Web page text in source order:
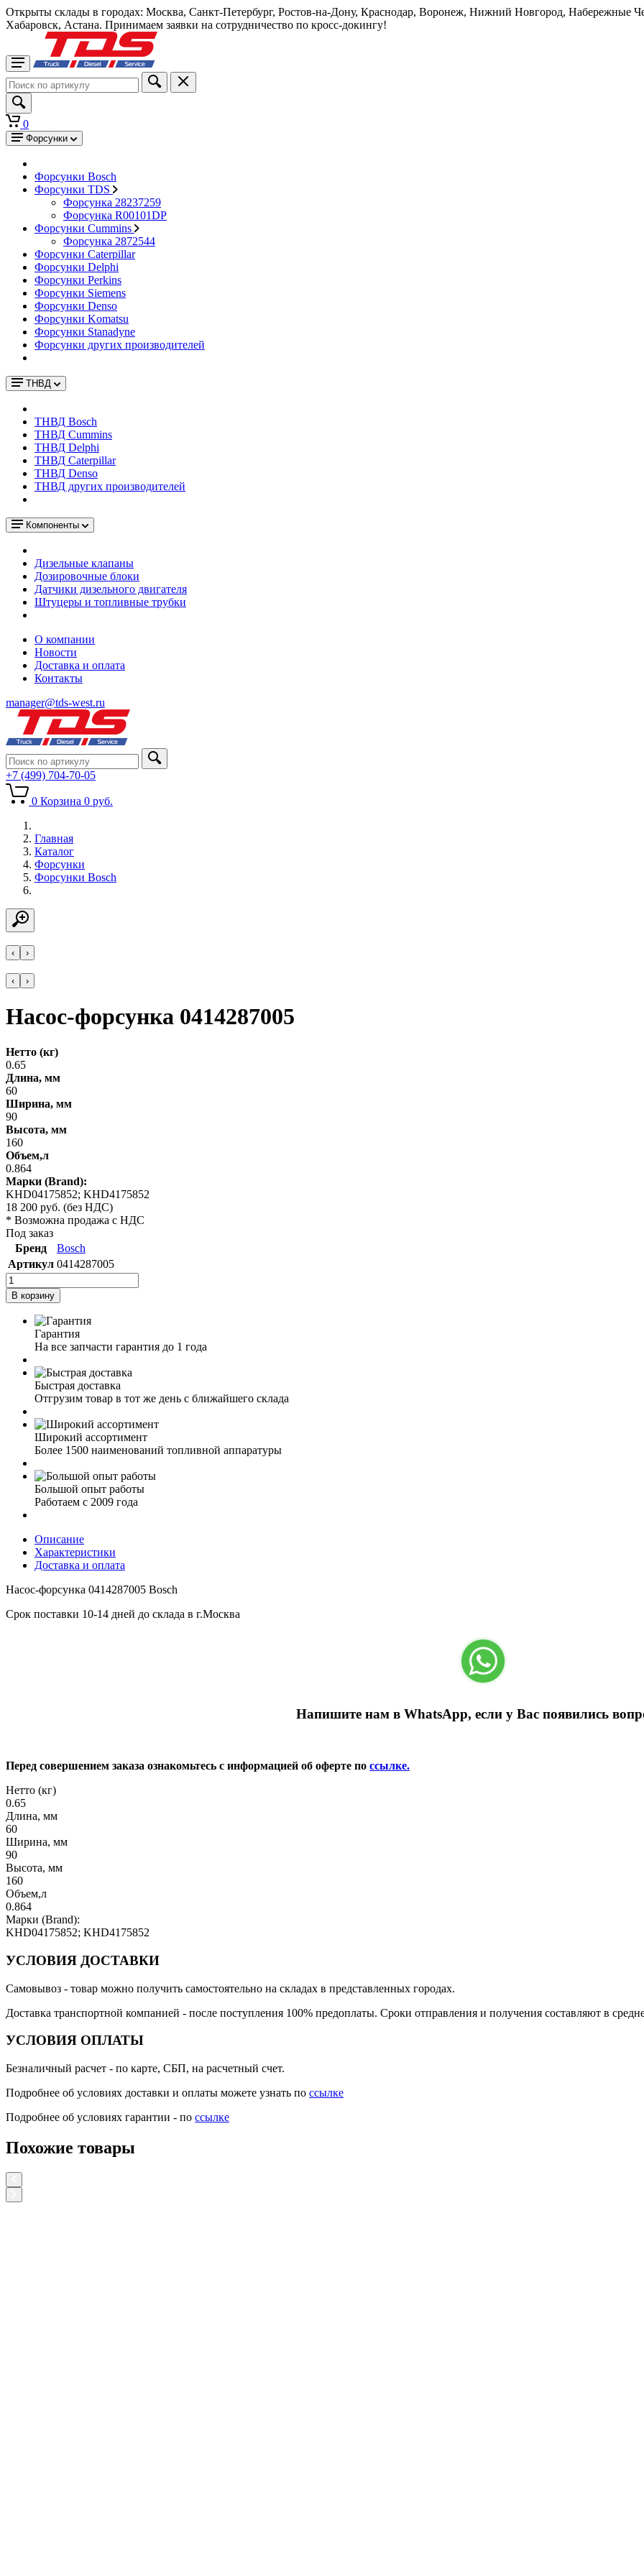
Открыты склады в городах: Москва, Санкт-Петербург, Ростов-на-Дону, Краснодар, Воронеж, Нижний Новгород, Набережные
Хабаровск, Астана. Принимаем заявки на сотрудничество по кросс-докингу!
0
Форсунки
Форсунки Bosch
Форсунки TDS
Форсунка 28237259
Форсунка R00101DP
Форсунки Cummins
Форсунка 2872544
Форсунки Caterpillar
Форсунки Delphi
Форсунки Perkins
Форсунки Siemens
Форсунки Denso
Форсунки Komatsu
Форсунки Stanadyne
Форсунки других производителей
ТНВД
ТНВД Bosch
ТНВД Cummins
ТНВД Delphi
ТНВД Caterpillar
ТНВД Denso
ТНВД других производителей
Компоненты
Дизельные клапаны
Дозировочные блоки
Датчики дизельного двигателя
Штуцеры и топливные трубки
О компании
Новости
Доставка и оплата
Контакты
manager@tds-west.ru
+7 (499) 704-70-05
0 Корзина 0 руб.
Главная
Каталог
Форсунки
Форсунки Bosch
‹ ›
‹ ›
Насос-форсунка 0414287005
Нетто (кг)
0.65
Длина, мм
60
Ширина, мм
90
Высота, мм
160
Объем,л
0.864
Марки (Brand):
KHD04175852; KHD4175852
18 200 руб. (без НДС)
* Возможна продажа с НДС
Под заказ
Бренд
Bosch
Артикул 0414287005
В корзину
Гарантия
На все запчасти гарантия до 1 года
Быстрая доставка
Отгрузим товар в тот же день с ближайшего склада
Широкий ассортимент
Более 1500 наименований топливной аппаратуры
Большой опыт работы
Работаем с 2009 года
Описание
Характеристики
Доставка и оплата
Насос-форсунка 0414287005 Bosch
Срок поставки 10-14 дней до склада в г.Москва
Напишите нам в WhatsApp, если у Вас появились
Перед совершением заказа ознакомьтесь с информацией об оферте по ссылке.
Нетто (кг)
0.65
Длина, мм
60
Ширина, мм
90
Высота, мм
160
Объем,л
0.864
Марки (Brand):
KHD04175852; KHD4175852
УСЛОВИЯ ДОСТАВКИ
Самовывоз - товар можно получить самостоятельно на складах в представленных городах.
Доставка транспортной компанией - после поступления 100% предоплаты. Сроки отправления и получения составляют в
УСЛОВИЯ ОПЛАТЫ
Безналичный расчет - по карте, СБП, на расчетный счет.
Подробнее об условиях доставки и оплаты можете узнать по ссылке
Подробнее об условиях гарантии - по ссылке
Похожие товары